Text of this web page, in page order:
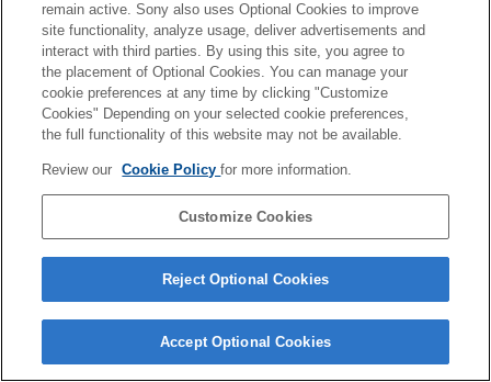
Connect”) güncellemesi için modelinizin destek sayfasını
kontrol edin.
PDF’yi İndir
Dil Seçimi Sayfası
Copyright 2017 Sony Corporation
remain active. Sony also uses Optional Cookies to improve
site functionality, analyze usage, deliver advertisements and
interact with third parties. By using this site, you agree to
the placement of Optional Cookies. You can manage your
cookie preferences at any time by clicking "Customize
Cookies" Depending on your selected cookie preferences,
the full functionality of this website may not be available.
Review our Cookie Policyfor more information.
Customize Cookies
Reject Optional Cookies
Accept Optional Cookies